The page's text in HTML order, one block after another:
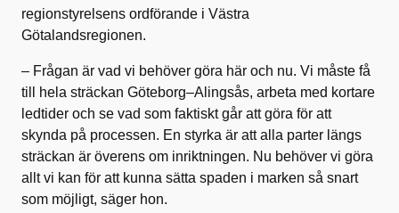
regionstyrelsens ordförande i Västra
Götalandsregionen.
– Frågan är vad vi behöver göra här och nu. Vi måste få
till hela sträckan Göteborg–Alingsås, arbeta med kortare
ledtider och se vad som faktiskt går att göra för att
skynda på processen. En styrka är att alla parter längs
sträckan är överens om inriktningen. Nu behöver vi göra
allt vi kan för att kunna sätta spaden i marken så snart
som möjligt, säger hon.